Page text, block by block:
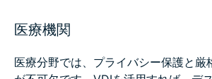
医療機関
医療分野では、プライバシー保護と厳